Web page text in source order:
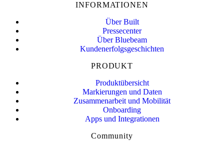
INFORMATIONEN
Über Built
Pressecenter
Über Bluebeam
Kundenerfolgsgeschichten
PRODUKT
Produktübersicht
Markierungen und Daten
Zusammenarbeit und Mobilität
Onboarding
Apps und Integrationen
Community